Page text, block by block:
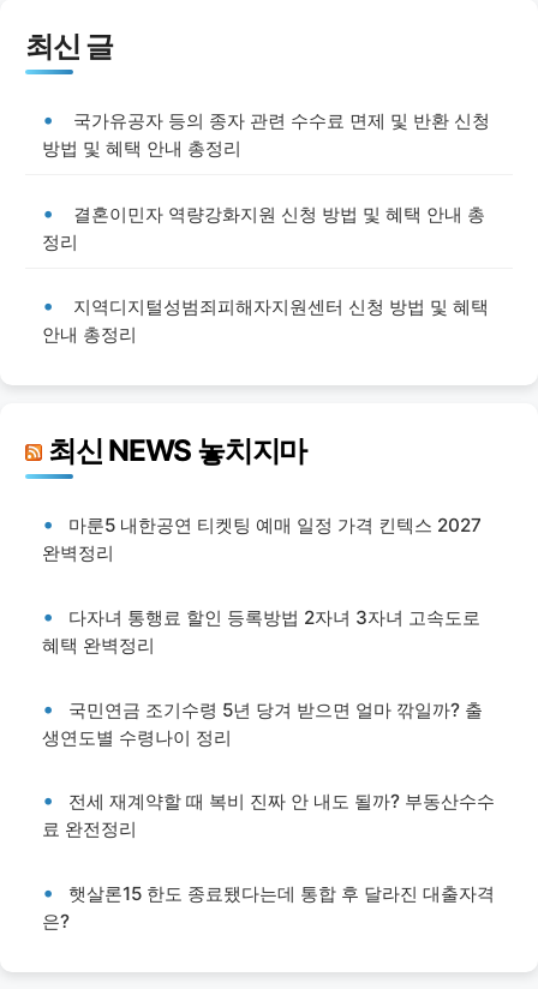
최신 글
국가유공자 등의 종자 관련 수수료 면제 및 반환 신청
방법 및 혜택 안내 총정리
결혼이민자 역량강화지원 신청 방법 및 혜택 안내 총
정리
지역디지털성범죄피해자지원센터 신청 방법 및 혜택
안내 총정리
최신 NEWS 놓치지마
마룬5 내한공연 티켓팅 예매 일정 가격 킨텍스 2027
완벽정리
다자녀 통행료 할인 등록방법 2자녀 3자녀 고속도로
혜택 완벽정리
국민연금 조기수령 5년 당겨 받으면 얼마 깎일까? 출
생연도별 수령나이 정리
전세 재계약할 때 복비 진짜 안 내도 될까? 부동산수수
료 완전정리
햇살론15 한도 종료됐다는데 통합 후 달라진 대출자격
은?